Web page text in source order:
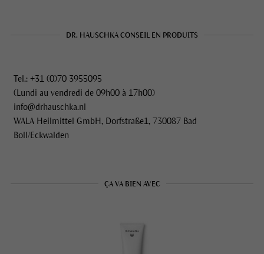
DR. HAUSCHKA CONSEIL EN PRODUITS
Tel.: +31 (0)70 3955095
(Lundi au vendredi de 09h00 à 17h00)
info@drhauschka.nl
WALA Heilmittel GmbH, Dorfstraße1, 730087 Bad
Boll/Eckwalden
ÇA VA BIEN AVEC